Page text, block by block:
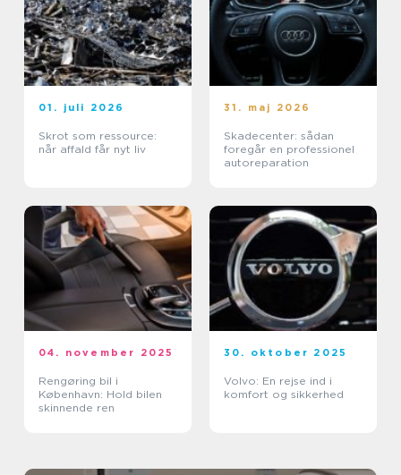
01. juli 2026
Skrot som ressource:
når affald får nyt liv
31. maj 2026
Skadecenter: sådan
foregår en professionel
autoreparation
04. november 2025
Rengøring bil i
København: Hold bilen
skinnende ren
30. oktober 2025
Volvo: En rejse ind i
komfort og sikkerhed